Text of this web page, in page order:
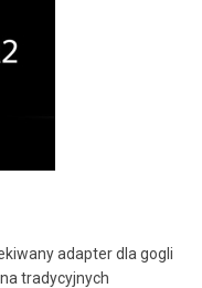
adapter dla gogli
tradycyjnych